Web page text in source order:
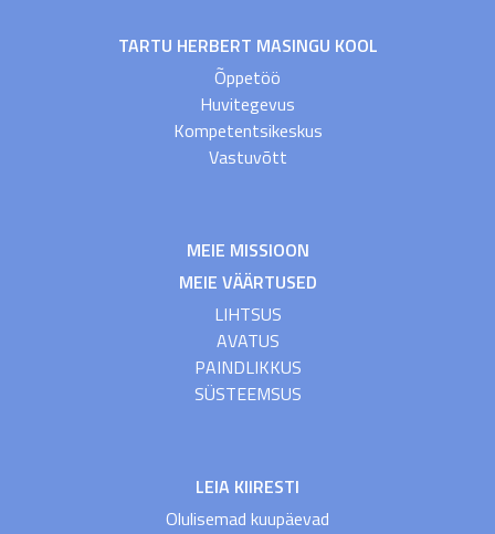
TARTU HERBERT MASINGU KOOL
Õppetöö
Huvitegevus
Kompetentsikeskus
Vastuvõtt
MEIE MISSIOON
MEIE VÄÄRTUSED
LIHTSUS
AVATUS
PAINDLIKKUS
SÜSTEEMSUS
LEIA KIIRESTI
Olulisemad kuupäevad